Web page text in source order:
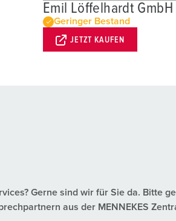
Emil Löffelhardt GmbH
Geringer Bestand
JETZT KAUFEN
Gerne sind wir für Sie da. Bitte
aus der MENNEKES